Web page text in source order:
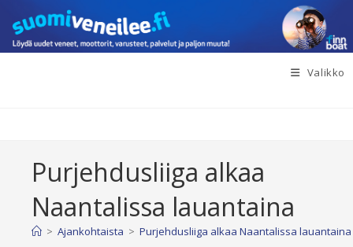
suoraan
sisältöön
Valikko
Purjehdusliiga alkaa
Naantalissa lauantaina
> Ajankohtaista > Purjehdusliiga alkaa Naantalissa lauantaina